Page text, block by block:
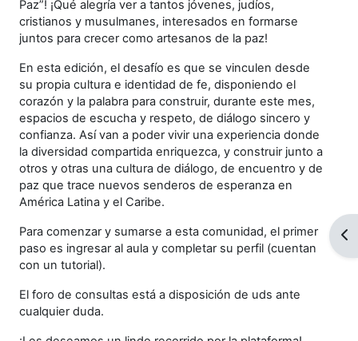
Paz”! ¡Qué alegría ver a tantos jóvenes, judíos,
cristianos y musulmanes, interesados en formarse
juntos para crecer como artesanos de la paz!
En esta edición, el desafío es que se vinculen desde
su propia cultura e identidad de fe, disponiendo el
corazón y la palabra para construir, durante este mes,
espacios de escucha y respeto, de diálogo sincero y
confianza. Así van a poder vivir una experiencia donde
la diversidad compartida enriquezca, y construir junto a
otros y otras una cultura de diálogo, de encuentro y de
paz que trace nuevos senderos de esperanza en
América Latina y el Caribe.
Para comenzar y sumarse a esta comunidad, el primer
paso es ingresar al aula y completar su perfil (cuentan
con un tutorial).
El foro de consultas está a disposición de uds ante
cualquier duda.